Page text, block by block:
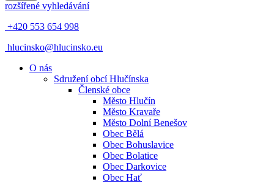
rozšířené vyhledávání
+420 553 654 998
hlucinsko@hlucinsko.eu
O nás
Sdružení obcí Hlučínska
Členské obce
Město Hlučín
Město Kravaře
Město Dolní Benešov
Obec Bělá
Obec Bohuslavice
Obec Bolatice
Obec Darkovice
Obec Hať